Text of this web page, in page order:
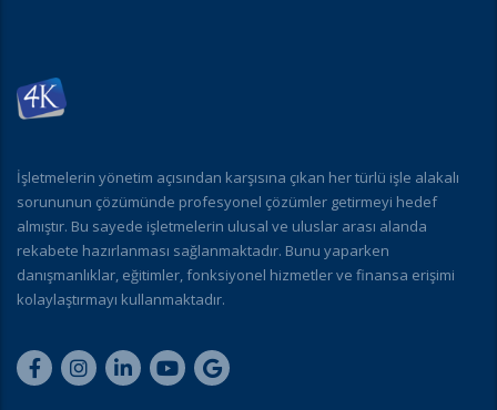
İşletmelerin yönetim açısından karşısına çıkan her türlü işle alakalı
sorununun çözümünde profesyonel çözümler getirmeyi hedef
almıştır. Bu sayede işletmelerin ulusal ve uluslar arası alanda
rekabete hazırlanması sağlanmaktadır. Bunu yaparken
danışmanlıklar, eğitimler, fonksiyonel hizmetler ve finansa erişimi
kolaylaştırmayı kullanmaktadır.